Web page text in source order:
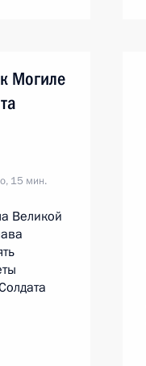
Могиле
15 мин.
Великой